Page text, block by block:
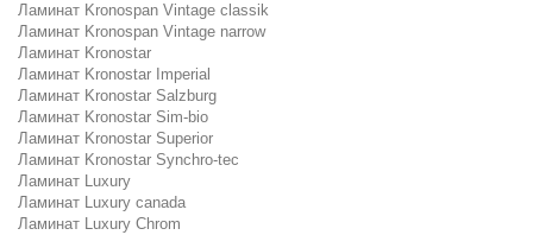
Ламинат Kronospan Vintage classik
Ламинат Kronospan Vintage narrow
Ламинат Kronostar
Ламинат Kronostar Imperial
Ламинат Kronostar Salzburg
Ламинат Kronostar Sim-bio
Ламинат Kronostar Superior
Ламинат Kronostar Synchro-tec
Ламинат Luxury
Ламинат Luxury canada
Ламинат Luxury Chrom